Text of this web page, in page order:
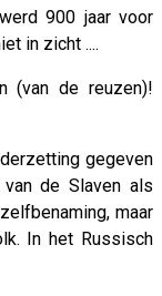
900 jaar voor
in zicht ....
(van de reuzen)!
gegeven
de Slaven als
maar
In het Russisch